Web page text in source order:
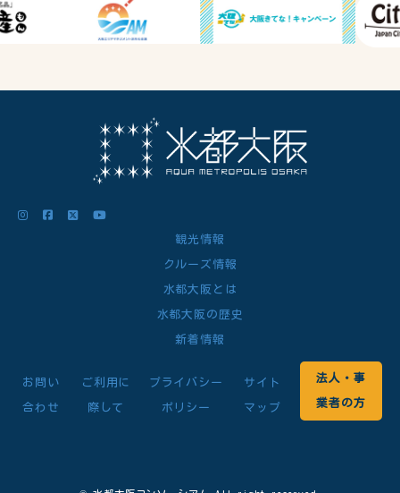
観光情報
クルーズ情報
水都大阪とは
水都大阪の歴史
新着情報
お問い
合わせ
ご利用に
際して
プライバシー
ポリシー
サイト
マップ
法人・事
業者の方